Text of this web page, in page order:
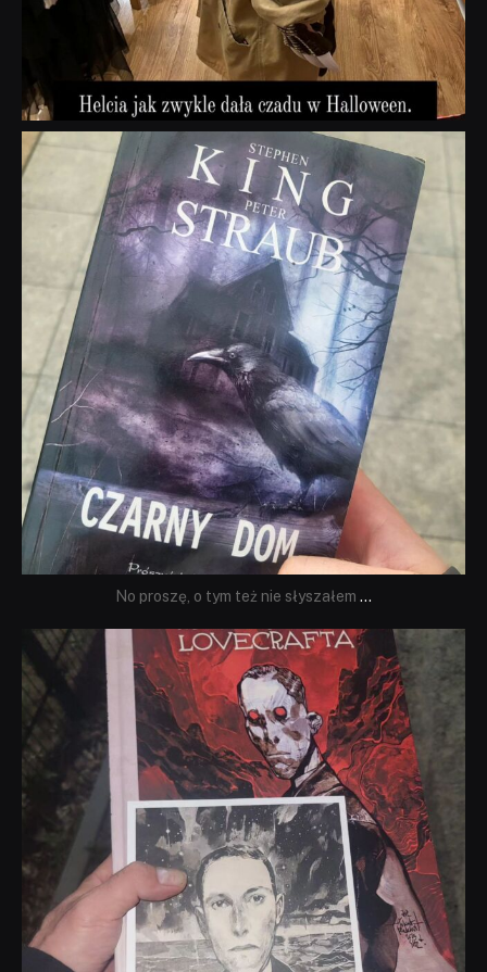
dobryhorror
Wrz 23
No proszę, o tym też nie słyszałem ...
dobryhorror
Wrz 19